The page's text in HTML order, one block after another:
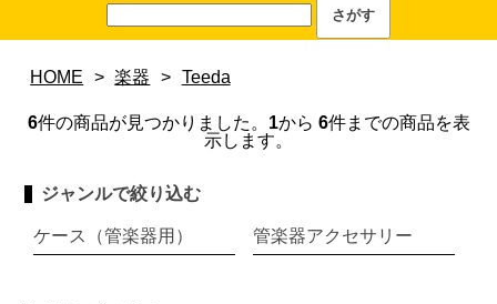
HOME > 楽器 > Teeda
6件の商品が見つかりました。 1から 6件までの商品を表
示します。
ジャンルで絞り込む
ケース（管楽器用） 管楽器アクセサリー